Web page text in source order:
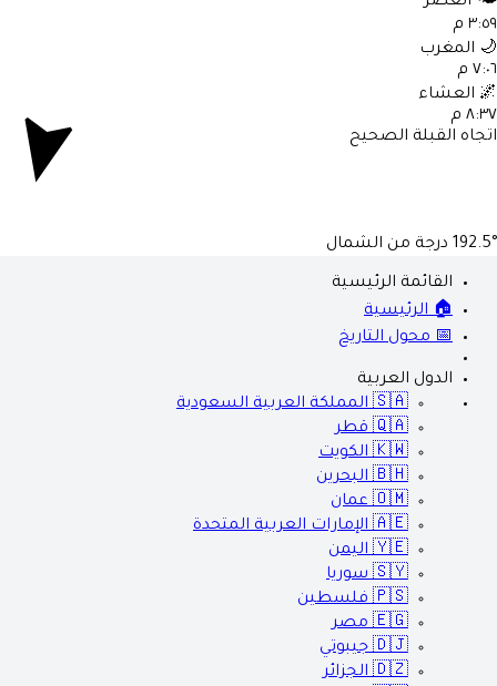
م
المغرب
م
العشاء
م
القبلة الصحيح
درجة من الشمال
القائمة الرئيسية
🏠 الرئيسية
📅 محول التاريخ
الدول العربية
🇸🇦 المملكة العربية السعودية
🇶🇦 قطر
🇰🇼 الكويت
🇧🇭 البحرين
🇴🇲 عمان
🇦🇪 الإمارات العربية المتحدة
🇾🇪 اليمن
🇸🇾 سوريا
🇵🇸 فلسطين
🇪🇬 مصر
🇩🇯 جيبوتي
🇩🇿 الجزائر